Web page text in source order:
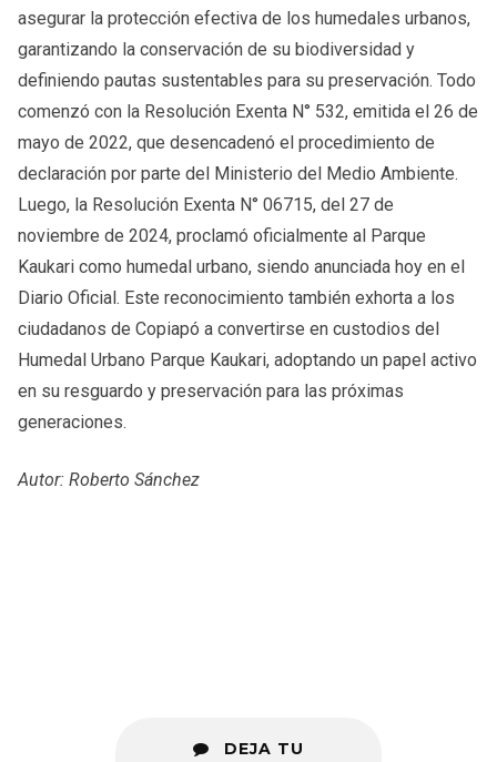
asegurar la protección efectiva de los humedales urbanos,
garantizando la conservación de su biodiversidad y
definiendo pautas sustentables para su preservación. Todo
comenzó con la Resolución Exenta N° 532, emitida el 26 de
mayo de 2022, que desencadenó el procedimiento de
declaración por parte del Ministerio del Medio Ambiente.
Luego, la Resolución Exenta N° 06715, del 27 de
noviembre de 2024, proclamó oficialmente al Parque
Kaukari como humedal urbano, siendo anunciada hoy en el
Diario Oficial. Este reconocimiento también exhorta a los
ciudadanos de Copiapó a convertirse en custodios del
Humedal Urbano Parque Kaukari, adoptando un papel activo
en su resguardo y preservación para las próximas
generaciones.
Autor: Roberto Sánchez
DEJA TU